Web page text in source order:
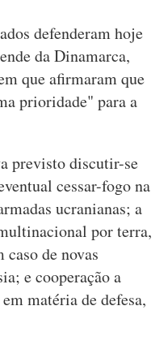
defenderam hoje
da Dinamarca,
que afirmaram que
prioridade" para a
previsto discutir-se
cessar-fogo na
ucranianas; a
por terra,
de novas
e cooperação a
matéria de defesa,